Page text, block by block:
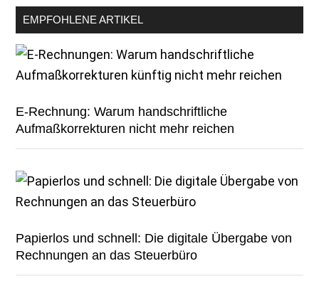
EMPFOHLENE ARTIKEL
E-Rechnung: Warum handschriftliche
Aufmaßkorrekturen nicht mehr reichen
Papierlos und schnell: Die digitale Übergabe von
Rechnungen an das Steuerbüro